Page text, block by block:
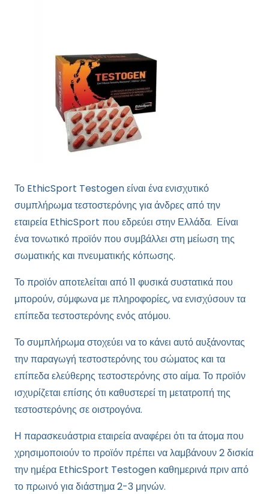
Το EthicSport Testogen είναι ένα ενισχυτικό
συμπλήρωμα τεστοστερόνης για άνδρες από την
εταιρεία EthicSport που εδρεύει στην Ελλάδα. Είναι
ένα τονωτικό προϊόν που συμβάλλει στη μείωση της
σωματικής και πνευματικής κόπωσης.
Το προϊόν αποτελείται από 11 φυσικά συστατικά που
μπορούν, σύμφωνα με πληροφορίες, να ενισχύσουν τα
επίπεδα τεστοστερόνης ενός ατόμου.
Το συμπλήρωμα στοχεύει να το κάνει αυτό αυξάνοντας
την παραγωγή τεστοστερόνης του σώματος και τα
επίπεδα ελεύθερης τεστοστερόνης στο αίμα. Το προϊόν
ισχυρίζεται επίσης ότι καθυστερεί τη μετατροπή της
τεστοστερόνης σε οιστρογόνα.
Η παρασκευάστρια εταιρεία αναφέρει ότι τα άτομα που
χρησιμοποιούν το προϊόν πρέπει να λαμβάνουν 2 δισκία
την ημέρα EthicSport Testogen καθημερινά πριν από
το πρωινό για διάστημα 2-3 μηνών.